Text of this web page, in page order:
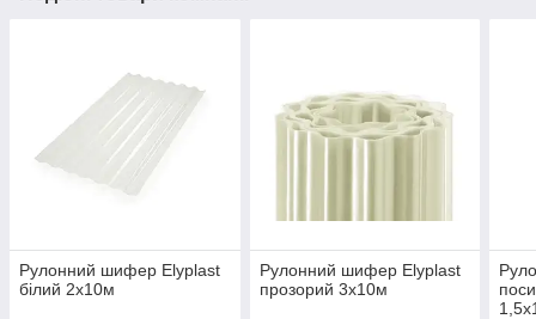
Рулонний шифер Elyplast
білий 2x10м
Рулонний шифер Elyplast
прозорий 3x10м